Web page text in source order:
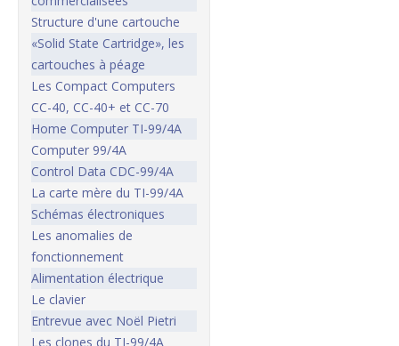
Structure d'une cartouche
«Solid State Cartridge», les
cartouches à péage
Les Compact Computers
CC-40, CC-40+ et CC-70
Home Computer TI-99/4A
Computer 99/4A
Control Data CDC-99/4A
La carte mère du TI-99/4A
Schémas électroniques
Les anomalies de
fonctionnement
Alimentation électrique
Le clavier
Entrevue avec Noël Pietri
Les clones du TI-99/4A